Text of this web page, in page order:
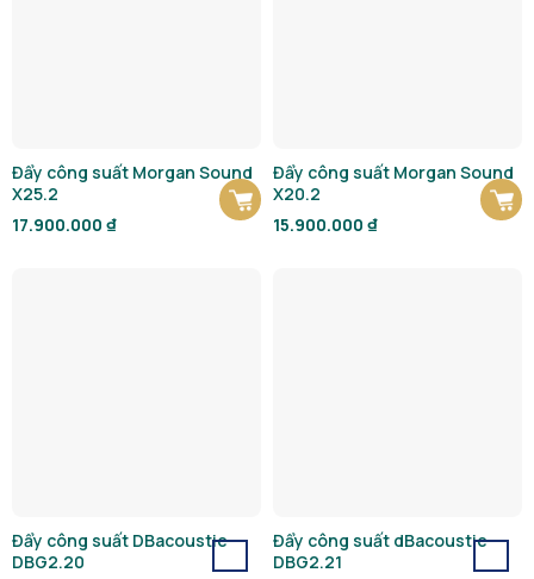
Đẩy công suất Morgan Sound
X25.2
17.900.000 ₫
Đẩy công suất Morgan Sound
X20.2
15.900.000 ₫
Đẩy công suất DBacoustic
DBG2.20
Đẩy công suất dBacoustic
DBG2.21